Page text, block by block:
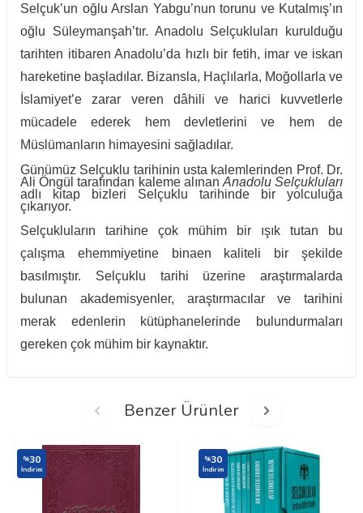
Selçuk’un oğlu Arslan Yabgu’nun torunu ve Kutalmış’ın
oğlu Süleymanşah’tır. Anadolu Selçukluları kurulduğu
tarihten itibaren Anadolu’da hızlı bir fetih, imar ve iskan
hareketine başladılar. Bizansla, Haçlılarla, Moğollarla ve
İslamiyet’e zarar veren dâhili ve harici kuvvetlerle
mücadele ederek hem devletlerini ve hem de
Müslümanların himayesini sağladılar.
Günümüz Selçuklu tarihinin usta kalemlerinden Prof. Dr.
Ali Öngül tarafından kaleme alınan Anadolu Selçukluları
adlı kitap bizleri Selçuklu tarihinde bir yolculuğa
çıkarıyor.
Selçukluların tarihine çok mühim bir ışık tutan bu
çalışma ehemmiyetine binaen kaliteli bir şekilde
basılmıştır. Selçuklu tarihi üzerine araştırmalarda
bulunan akademisyenler, araştırmacılar ve tarihini
merak edenlerin kütüphanelerinde bulundurmaları
gereken çok mühim bir kaynaktır.
Benzer Ürünler
%30
İndirim
%30
İndirim